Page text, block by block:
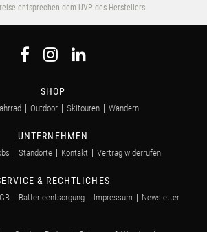
entsprechen dem UVP des Herstellers.
SHOP
Outdoor Skitouren Wandern
UNTERNEHMEN
Standorte Kontakt Vertrag widerrufen
& RECHTLICHES
Batterieentsorgung Impressum Newsletter